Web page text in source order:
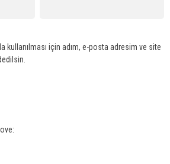
kullanılması için adım, e-posta adresim ve site